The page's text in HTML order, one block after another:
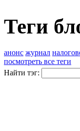
Теги
анонс журнал
посмотреть все теги
Найти тэг: